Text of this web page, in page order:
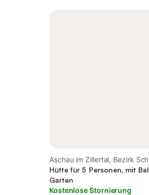
Aschau im Zillertal, Bezirk
Hütte für 5 Personen, mit
Garten
Kostenlose Stornierung